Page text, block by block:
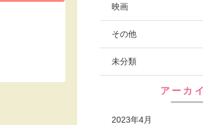
映画
その他
未分類
アーカ
2023年4月